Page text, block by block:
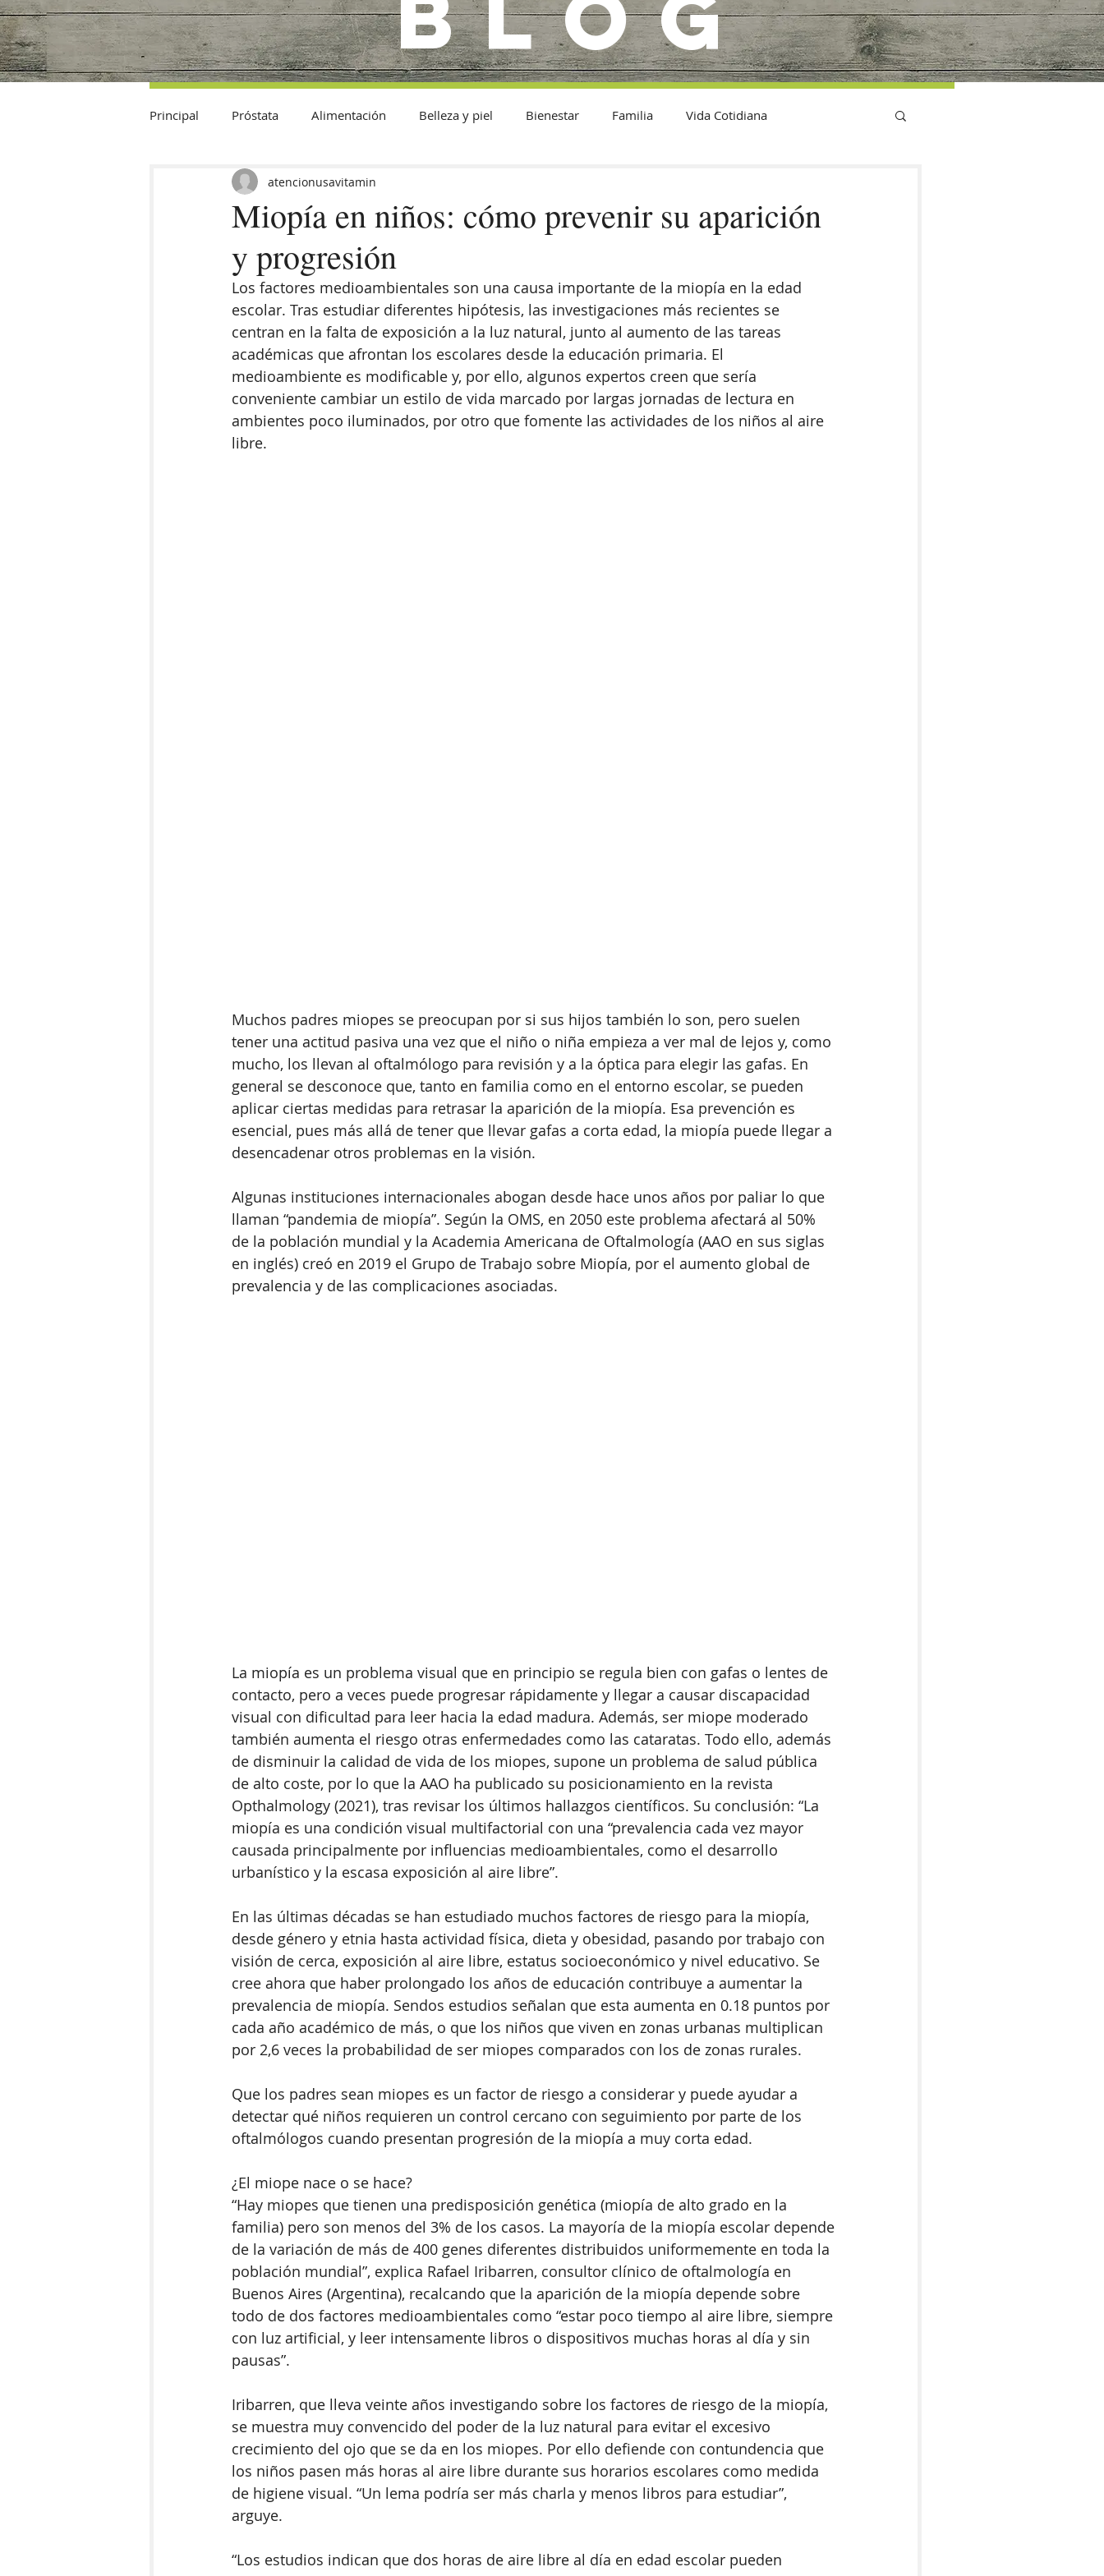
Principal Próstata Alimentación Belleza y piel Bienestar Familia Vida Cotidiana
Datos Curiosos
Miopía en niños: cómo prevenir su aparición
y progresión
atencionusavitamin
Los factores medioambientales son una causa importante de la miopía en la edad
escolar. Tras estudiar diferentes hipótesis, las investigaciones más recientes se
centran en la falta de exposición a la luz natural, junto al aumento de las tareas
académicas que afrontan los escolares desde la educación primaria. El
medioambiente es modificable y, por ello, algunos expertos creen que sería
conveniente cambiar un estilo de vida marcado por largas jornadas de lectura en
ambientes poco iluminados, por otro que fomente las actividades de los niños al aire
libre.
Muchos padres miopes se preocupan por si sus hijos también lo son, pero suelen
tener una actitud pasiva una vez que el niño o niña empieza a ver mal de lejos y, como
mucho, los llevan al oftalmólogo para revisión y a la óptica para elegir las gafas. En
general se desconoce que, tanto en familia como en el entorno escolar, se pueden
aplicar ciertas medidas para retrasar la aparición de la miopía. Esa prevención es
esencial, pues más allá de tener que llevar gafas a corta edad, la miopía puede llegar a
desencadenar otros problemas en la visión.
Algunas instituciones internacionales abogan desde hace unos años por paliar lo que
llaman “pandemia de miopía”. Según la OMS, en 2050 este problema afectará al 50%
de la población mundial y la Academia Americana de Oftalmología (AAO en sus siglas
en inglés) creó en 2019 el Grupo de Trabajo sobre Miopía, por el aumento global de
prevalencia y de las complicaciones asociadas.
La miopía es un problema visual que en principio se regula bien con gafas o lentes de
contacto, pero a veces puede progresar rápidamente y llegar a causar discapacidad
visual con dificultad para leer hacia la edad madura. Además, ser miope moderado
también aumenta el riesgo otras enfermedades como las cataratas. Todo ello, además
de disminuir la calidad de vida de los miopes, supone un problema de salud pública
de alto coste, por lo que la AAO ha publicado su posicionamiento en la revista
Opthalmology (2021), tras revisar los últimos hallazgos científicos. Su conclusión: “La
miopía es una condición visual multifactorial con una “prevalencia cada vez mayor
causada principalmente por influencias medioambientales, como el desarrollo
urbanístico y la escasa exposición al aire libre”.
En las últimas décadas se han estudiado muchos factores de riesgo para la miopía,
desde género y etnia hasta actividad física, dieta y obesidad, pasando por trabajo con
visión de cerca, exposición al aire libre, estatus socioeconómico y nivel educativo. Se
cree ahora que haber prolongado los años de educación contribuye a aumentar la
prevalencia de miopía. Sendos estudios señalan que esta aumenta en 0.18 puntos por
cada año académico de más, o que los niños que viven en zonas urbanas multiplican
por 2,6 veces la probabilidad de ser miopes comparados con los de zonas rurales.
Que los padres sean miopes es un factor de riesgo a considerar y puede ayudar a
detectar qué niños requieren un control cercano con seguimiento por parte de los
oftalmólogos cuando presentan progresión de la miopía a muy corta edad.
¿El miope nace o se hace?
“Hay miopes que tienen una predisposición genética (miopía de alto grado en la
familia) pero son menos del 3% de los casos. La mayoría de la miopía escolar depende
de la variación de más de 400 genes diferentes distribuidos uniformemente en toda la
población mundial”, explica Rafael Iribarren, consultor clínico de oftalmología en
Buenos Aires (Argentina), recalcando que la aparición de la miopía depende sobre
todo de dos factores medioambientales como “estar poco tiempo al aire libre, siempre
con luz artificial, y leer intensamente libros o dispositivos muchas horas al día y sin
pausas”.
Iribarren, que lleva veinte años investigando sobre los factores de riesgo de la miopía,
se muestra muy convencido del poder de la luz natural para evitar el excesivo
crecimiento del ojo que se da en los miopes. Por ello defiende con contundencia que
los niños pasen más horas al aire libre durante sus horarios escolares como medida
de higiene visual. “Un lema podría ser más charla y menos libros para estudiar”,
arguye.
“Los estudios indican que dos horas de aire libre al día en edad escolar pueden